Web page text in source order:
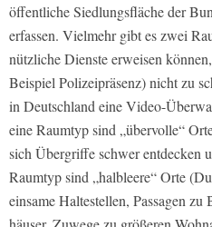
öffentliche Siedlungsfläche der
erfassen. Vielmehr gibt es zwei
nützliche Dienste erweisen
Beispiel Polizeipräsenz) nicht zu
in Deutschland eine Video-
eine Raumtyp sind „übervolle“
sich Übergriffe schwer entdecken
Raumtyp sind „halbleere“ Orte
einsame Haltestellen, Passagen